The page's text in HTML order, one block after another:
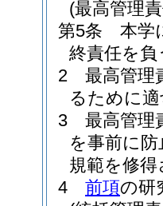
(最高管理
第5条
本学
終責任を
2
最高管理
るために
3
最高管理
を事前に
規範を修
4
前項の研